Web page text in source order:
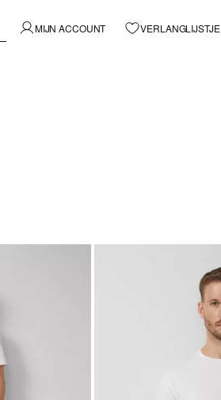
MIJN ACCOUNT VERLANGLIJSTJE